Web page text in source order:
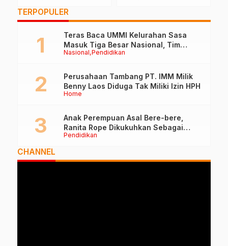
TERPOPULER
Nasional Pendidikan
Teras Baca UMMI Kelurahan Sasa
Masuk Tiga Besar Nasional, Tim
Penilai Lakukan Visitasi di Ternate
Home
Perusahaan Tambang PT. IMM Milik
Benny Laos Diduga Tak Miliki Izin HPH
Pendidikan
Anak Perempuan Asal Bere-bere,
Ranita Rope Dikukuhkan Sebagai
Guru Besar dan Rektor Ummu
CHANNEL